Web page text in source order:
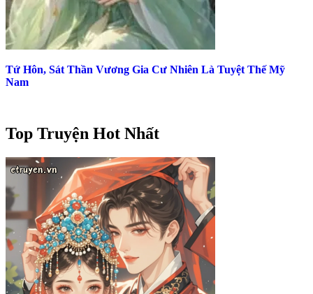
Tứ Hôn, Sát Thần Vương Gia Cư Nhiên Là Tuyệt Thế Mỹ
Nam
Top Truyện Hot Nhất